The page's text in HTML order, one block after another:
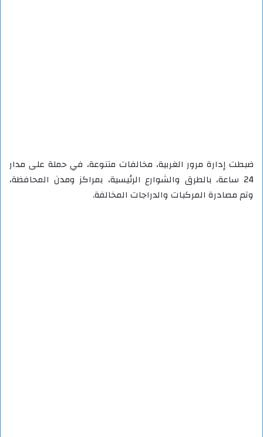
ضبطت إدارة مرور الغربية، مخالفات متنوعة، في حملة على مدار
24 ساعة، بالطرق والشوارع الرئيسية، بمراكز ومدن المحافظة،
وتم مصادرة المركبات والدراجات المخالفة.